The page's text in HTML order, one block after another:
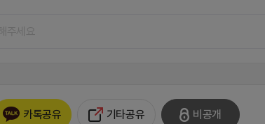
카톡공유 기타공유 비공개